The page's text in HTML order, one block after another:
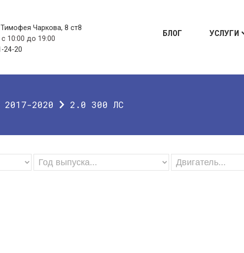
БЛОГ УСЛУГИ
Чаркова, 8 ст8
10:00 до 19:00
24-20
2017-2020 2.0 300 ЛС